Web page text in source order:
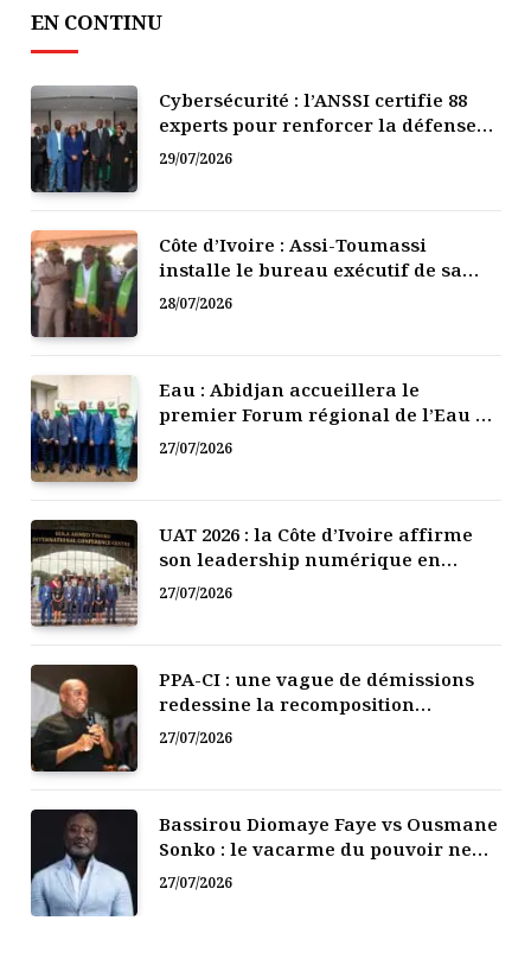
EN CONTINU
Cybersécurité : l’ANSSI certifie 88
experts pour renforcer la défense
numérique de la Côte d’Ivoire
29/07/2026
Côte d’Ivoire : Assi-Toumassi
installe le bureau exécutif de sa
mutuelle de développement
28/07/2026
Eau : Abidjan accueillera le
premier Forum régional de l’Eau de
l’Afrique de l’Ouest
27/07/2026
UAT 2026 : la Côte d’Ivoire affirme
son leadership numérique en
Afrique
27/07/2026
PPA-CI : une vague de démissions
redessine la recomposition
politique
27/07/2026
Bassirou Diomaye Faye vs Ousmane
Sonko : le vacarme du pouvoir ne
doit pas faire oublier les liens de la
Fraternité
27/07/2026